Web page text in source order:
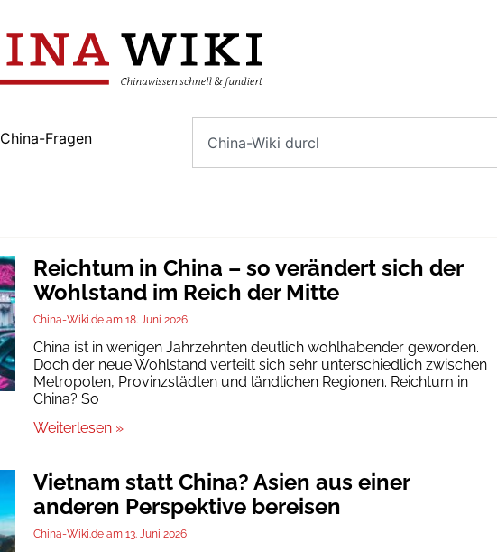
China-Fragen
Reichtum in China – so verändert sich der
Wohlstand im Reich der Mitte
China-Wiki.de 18. Juni 2026
China ist in wenigen Jahrzehnten deutlich wohlhabender geworden.
Doch der neue Wohlstand verteilt sich sehr unterschiedlich zwischen
Metropolen, Provinzstädten und ländlichen Regionen. Reichtum in
China? So
Weiterlesen »
Vietnam statt China? Asien aus einer
anderen Perspektive bereisen
China-Wiki.de 13. Juni 2026